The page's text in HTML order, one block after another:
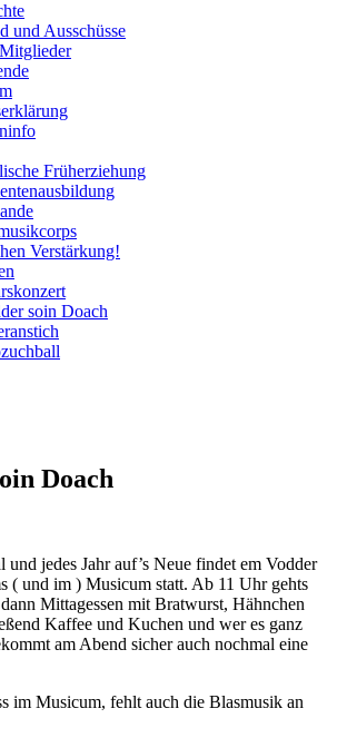
und Ausschüsse
Früherziehung
Verstärkung!
soin Doach
Doach
und jedes Jahr auf’s Neue findet em Vodder
( und im ) Musicum statt. Ab 11 Uhr gehts
Mittagessen mit Bratwurst, Hähnchen
Kaffee und Kuchen und wer es ganz
am Abend sicher auch nochmal eine
im Musicum, fehlt auch die Blasmusik an